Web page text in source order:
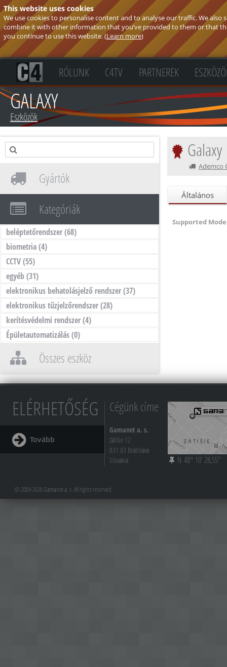
This website uses cookies
We use cookies to personalise content and to analyse our traffic. We
combine it with other information that you’ve provided to them or that
you continue to use this website. (Learn more)
RÓLUNK C4TV PARTNEREK
GALAXY
Eszközök
Galaxy
Ademco
Általános
Supported
Gyártók
Kategóriák
beléptetőrendszer(68)
biometria(4)
CCTV(55)
egyéb(31)
elektronikus behatolásjelző rendszer(37)
elektronikus tűzjelzőrendszer(28)
kerítésvédelmi rendszer(4)
Épületautomatizálás(0)
Összes eszköz
ELÉRHETŐSÉG
Tovább
Cégünk címe
Gamanet a. s.
Zátišie 12
831 03 Bratislava
Slovakia
N 48° 10' 28,55"
© 2009-2026 Gamanet a. s. All rights reserved.